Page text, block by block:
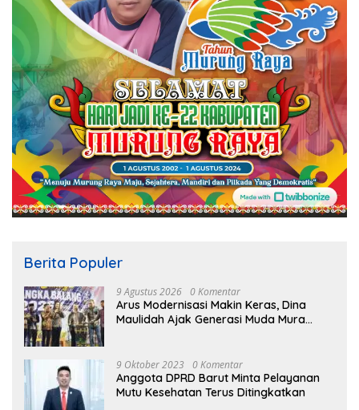
Berita Populer
9 Agustus 2026 0 Komentar
Arus Modernisasi Makin Keras, Dina
Maulidah Ajak Generasi Muda Mura
9 Oktober 2023 0 Komentar
Anggota DPRD Barut Minta Pelayanan
Mutu Kesehatan Terus Ditingkatkan